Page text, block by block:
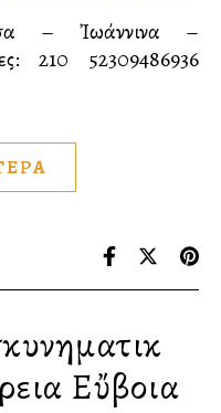
210 52309486936
Εὔβοια